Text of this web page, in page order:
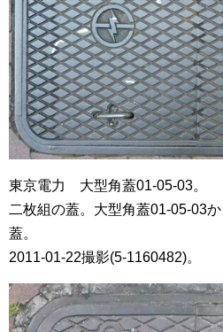
東京電力 大型角蓋01-05-03。
二枚組の蓋。大型角蓋01-05-03
蓋。
2011-01-22撮影(5-1160482)。